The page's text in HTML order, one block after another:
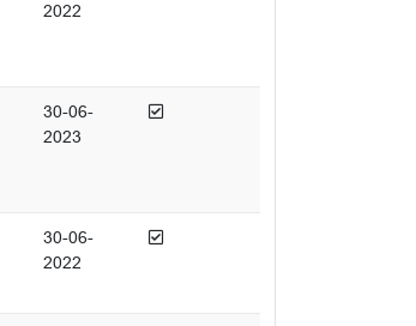
2022
30-06-
2023
Afgedaan
30-06-
2022
Afgedaan